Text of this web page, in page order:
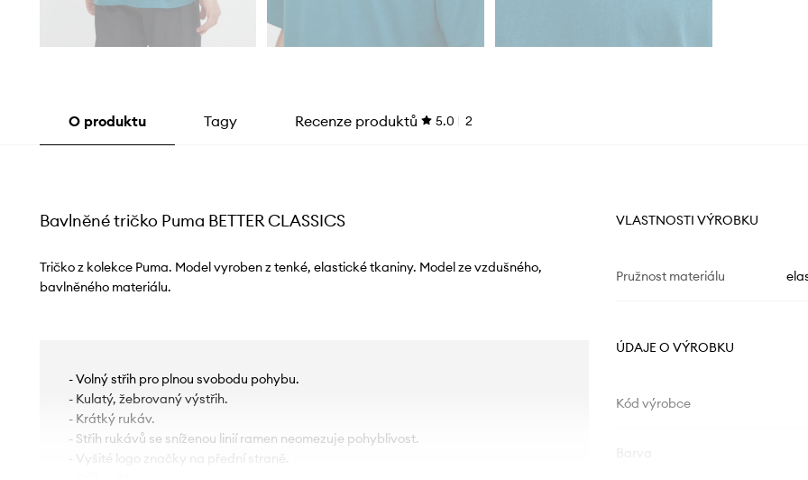
O produktu Tagy Recenze produktů 5.0 2
Bavlněné tričko Puma BETTER CLASSICS
Tričko z kolekce Puma. Model vyroben z tenké, elastické tkaniny. Model ze vzdušného, ​​
bavlněného materiálu.
- Volný střih pro plnou svobodu pohybu.
- Kulatý, žebrovaný výstřih.
- Krátký rukáv.
- Střih rukávů se sníženou linií ramen neomezuje pohyblivost.
- Vyšité logo značky na přední straně.
VLASTNOSTI VÝROBKU
Pružnost materiálu
ÚDAJE O VÝROBKU
Kód výrobce